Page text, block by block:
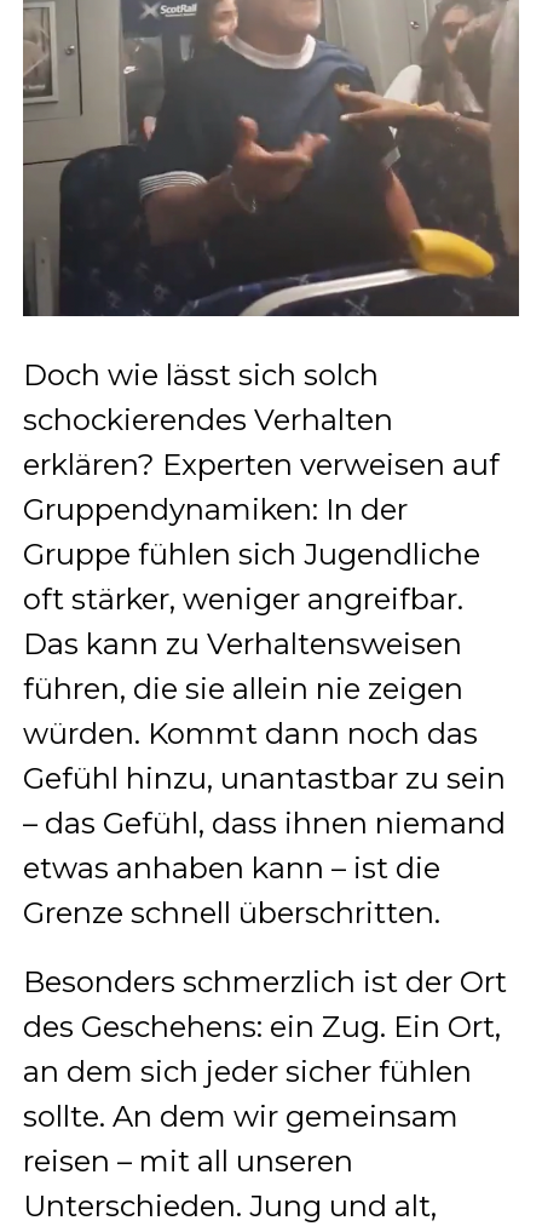
Doch wie lässt sich solch
schockierendes Verhalten
erklären? Experten verweisen auf
Gruppendynamiken: In der
Gruppe fühlen sich Jugendliche
oft stärker, weniger angreifbar.
Das kann zu Verhaltensweisen
führen, die sie allein nie zeigen
würden. Kommt dann noch das
Gefühl hinzu, unantastbar zu sein
– das Gefühl, dass ihnen niemand
etwas anhaben kann – ist die
Grenze schnell überschritten.
Besonders schmerzlich ist der Ort
des Geschehens: ein Zug. Ein Ort,
an dem sich jeder sicher fühlen
sollte. An dem wir gemeinsam
reisen – mit all unseren
Unterschieden. Jung und alt,